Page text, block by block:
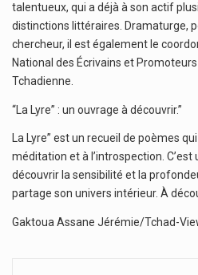
talentueux, qui a déjà à son actif
distinctions littéraires. Dramaturge,
chercheur, il est également le
National des Écrivains et
Tchadienne.
“La Lyre” : un ouvrage à découvrir.”
La Lyre” est un recueil de poèmes
méditation et à l’introspection.
découvrir la sensibilité et la
partage son univers intérieur. À
Gaktoua Assane Jérémie/Tchad-